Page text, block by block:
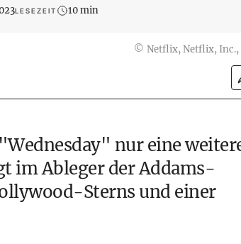
LESEZEIT 10 min
© Netflix, Netflix, Inc.,
nur eine
im Ableger der Addams-
Sterns und einer